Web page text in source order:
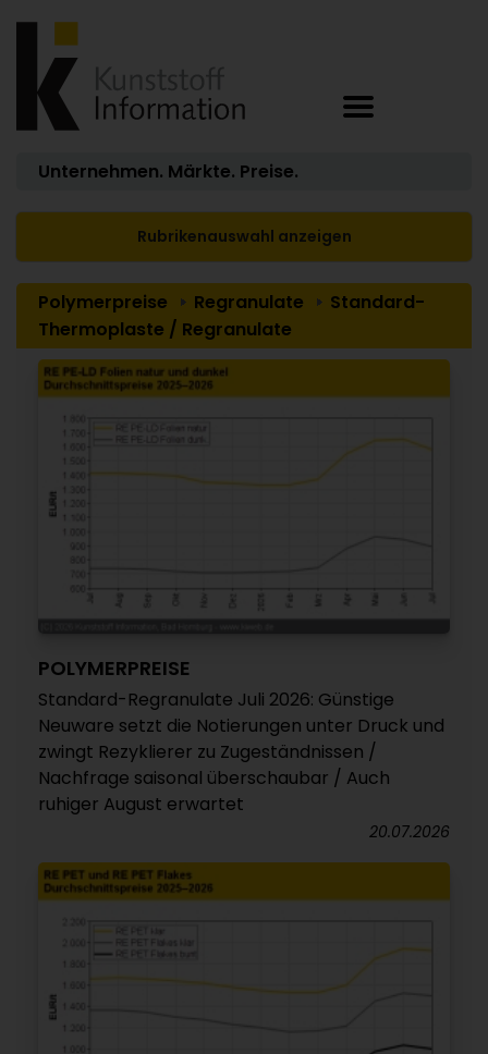
Unternehmen. Märkte. Preise.
Rubrikenauswahl anzeigen
Polymerpreise Regranulate
Standard-
Thermoplaste / Regranulate
POLYMERPREISE
Standard-Regranulate Juli 2026: Günstige
Neuware setzt die Notierungen unter Druck und
zwingt Rezyklierer zu Zugeständnissen /
Nachfrage saisonal überschaubar / Auch
ruhiger August erwartet
20.07.2026